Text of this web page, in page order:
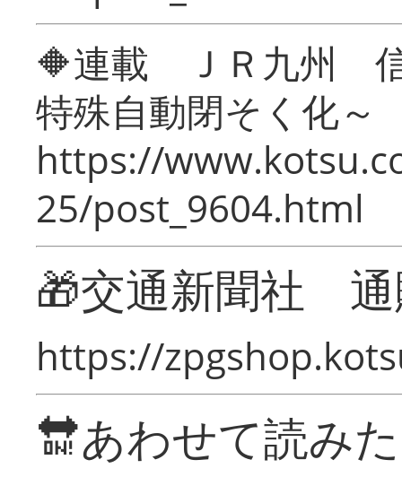
🔶連載 ＪＲ九州 信
特殊自動閉そく化～
https://
25/post_9604.html
🎁交通新聞社
https://
🔛あわせて読み